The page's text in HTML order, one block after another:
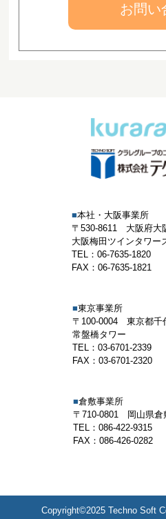
お問い
■本社・大阪事業所
〒530-8611 大阪府大
大阪梅田ツインタワー
TEL：06-7635-1820
FAX：06-7635-1821
■東京事業所
〒100-0004 東京都千
常盤橋タワー
TEL：03-6701-2339
FAX：03-6701-2320
■倉敷事業所
〒710-0801 岡山県
TEL：086-422-9315
FAX：086-426-0282
Copyright©2025 Techno Soft